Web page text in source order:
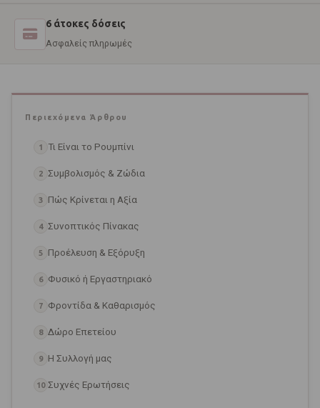
6 άτοκες δόσεις
Ασφαλείς πληρωμές
Περιεχόμενα Άρθρου
1 Τι Είναι το Ρουμπίνι
2 Συμβολισμός & Ζώδια
3 Πώς Κρίνεται η Αξία
4 Συνοπτικός Πίνακας
5 Προέλευση & Εξόρυξη
6 Φυσικό ή Εργαστηριακό
7 Φροντίδα & Καθαρισμός
8 Δώρο Επετείου
9 Η Συλλογή μας
10 Συχνές Ερωτήσεις